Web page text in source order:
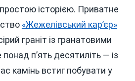
історією. Приватне
«Жежелівський кар’єр»
граніт із гранатовими
п’ять десятиліть — із
камінь встиг побувати у